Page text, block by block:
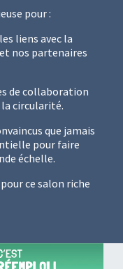
pour :
liens avec la
nos partenaires
de collaboration
circularité.
que jamais
pour faire
échelle.
ce salon riche